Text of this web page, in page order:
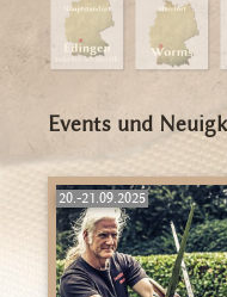
Events und
20.-21.09.2025